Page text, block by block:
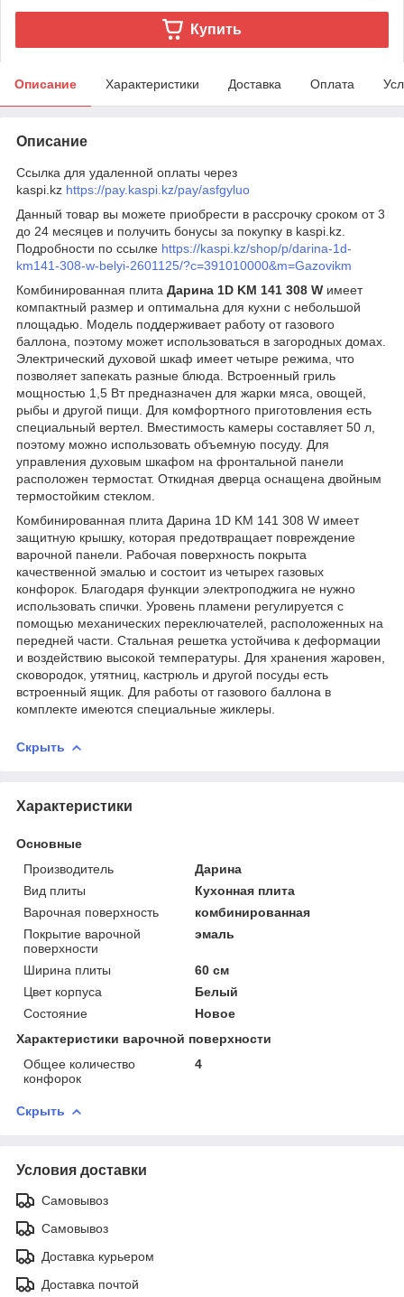
Купить
Описание Характеристики Доставка Оплата
Описание
Ссылка для удаленной оплаты через
kaspi.kz https://pay.kaspi.kz/pay/asfgyluo
Данный товар вы можете приобрести в рассрочку сроком от 3
до 24 месяцев и получить бонусы за покупку в kaspi.kz.
Подробности по ссылке https://kaspi.kz/shop/p/darina-1d-
km141-308-w-belyi-2601125/?c=391010000&m=Gazovikm
Комбинированная плита Дарина 1D KM 141 308 W имеет
компактный размер и оптимальна для кухни с небольшой
площадью. Модель поддерживает работу от газового
баллона, поэтому может использоваться в загородных домах.
Электрический духовой шкаф имеет четыре режима, что
позволяет запекать разные блюда. Встроенный гриль
мощностью 1,5 Вт предназначен для жарки мяса, овощей,
рыбы и другой пищи. Для комфортного приготовления есть
специальный вертел. Вместимость камеры составляет 50 л,
поэтому можно использовать объемную посуду. Для
управления духовым шкафом на фронтальной панели
расположен термостат. Откидная дверца оснащена двойным
термостойким стеклом.
Комбинированная плита Дарина 1D KM 141 308 W имеет
защитную крышку, которая предотвращает повреждение
варочной панели. Рабочая поверхность покрыта
качественной эмалью и состоит из четырех газовых
конфорок. Благодаря функции электроподжига не нужно
использовать спички. Уровень пламени регулируется с
помощью механических переключателей, расположенных на
передней части. Стальная решетка устойчива к деформации
и воздействию высокой температуры. Для хранения жаровен,
сковородок, утятниц, кастрюль и другой посуды есть
встроенный ящик. Для работы от газового баллона в
комплекте имеются специальные жиклеры.
Скрыть
Характеристики
Основные
Производитель
Дарина
Вид плиты
Кухонная плита
Варочная поверхность
комбинированная
Покрытие варочной
поверхности
эмаль
Ширина плиты
60 см
Цвет корпуса
Белый
Состояние
Новое
Характеристики варочной поверхности
Общее количество
конфорок
4
Скрыть
Условия доставки
Самовывоз
Самовывоз
Доставка курьером
Доставка почтой